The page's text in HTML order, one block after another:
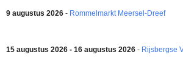
9 augustus 2026 - Rommelmarkt Meersel-Dreef
15 augustus 2026 - 16 augustus 2026 - Rijsbergse